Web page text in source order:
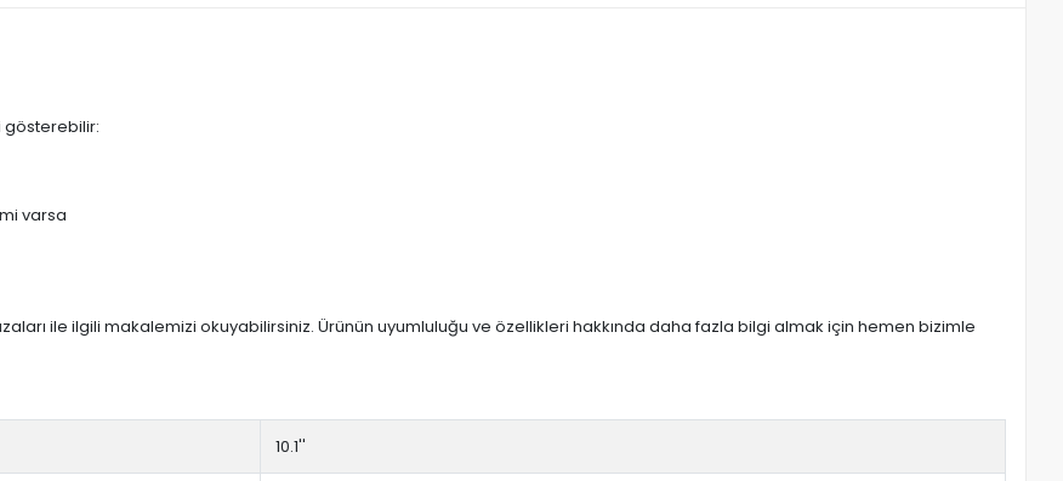
gösterebilir:
varsa
ile ilgili makalemizi okuyabilirsiniz. Ürünün uyumluluğu ve özellikleri hakkında daha fazla bilgi almak için hemen bizimle
10.1''